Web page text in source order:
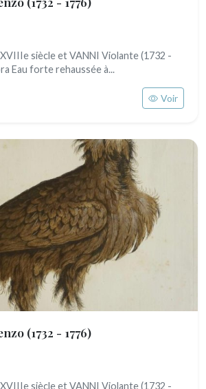
siècle et VANNI Violante (1732 -
Eau forte rehaussée à...
Voir
(1732 - 1776)
siècle et VANNI Violante (1732 -